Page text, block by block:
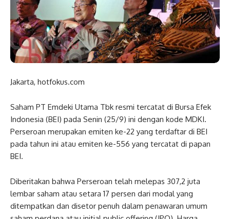
Jakarta, hotfokus.com
Saham PT Emdeki Utama Tbk resmi tercatat di Bursa Efek
Indonesia (BEI) pada Senin (25/9) ini dengan kode MDKI.
Perseroan merupakan emiten ke-22 yang terdaftar di BEI
pada tahun ini atau emiten ke-556 yang tercatat di papan
BEI.
Diberitakan bahwa Perseroan telah melepas 307,2 juta
lembar saham atau setara 17 persen dari modal yang
ditempatkan dan disetor penuh dalam penawaran umum